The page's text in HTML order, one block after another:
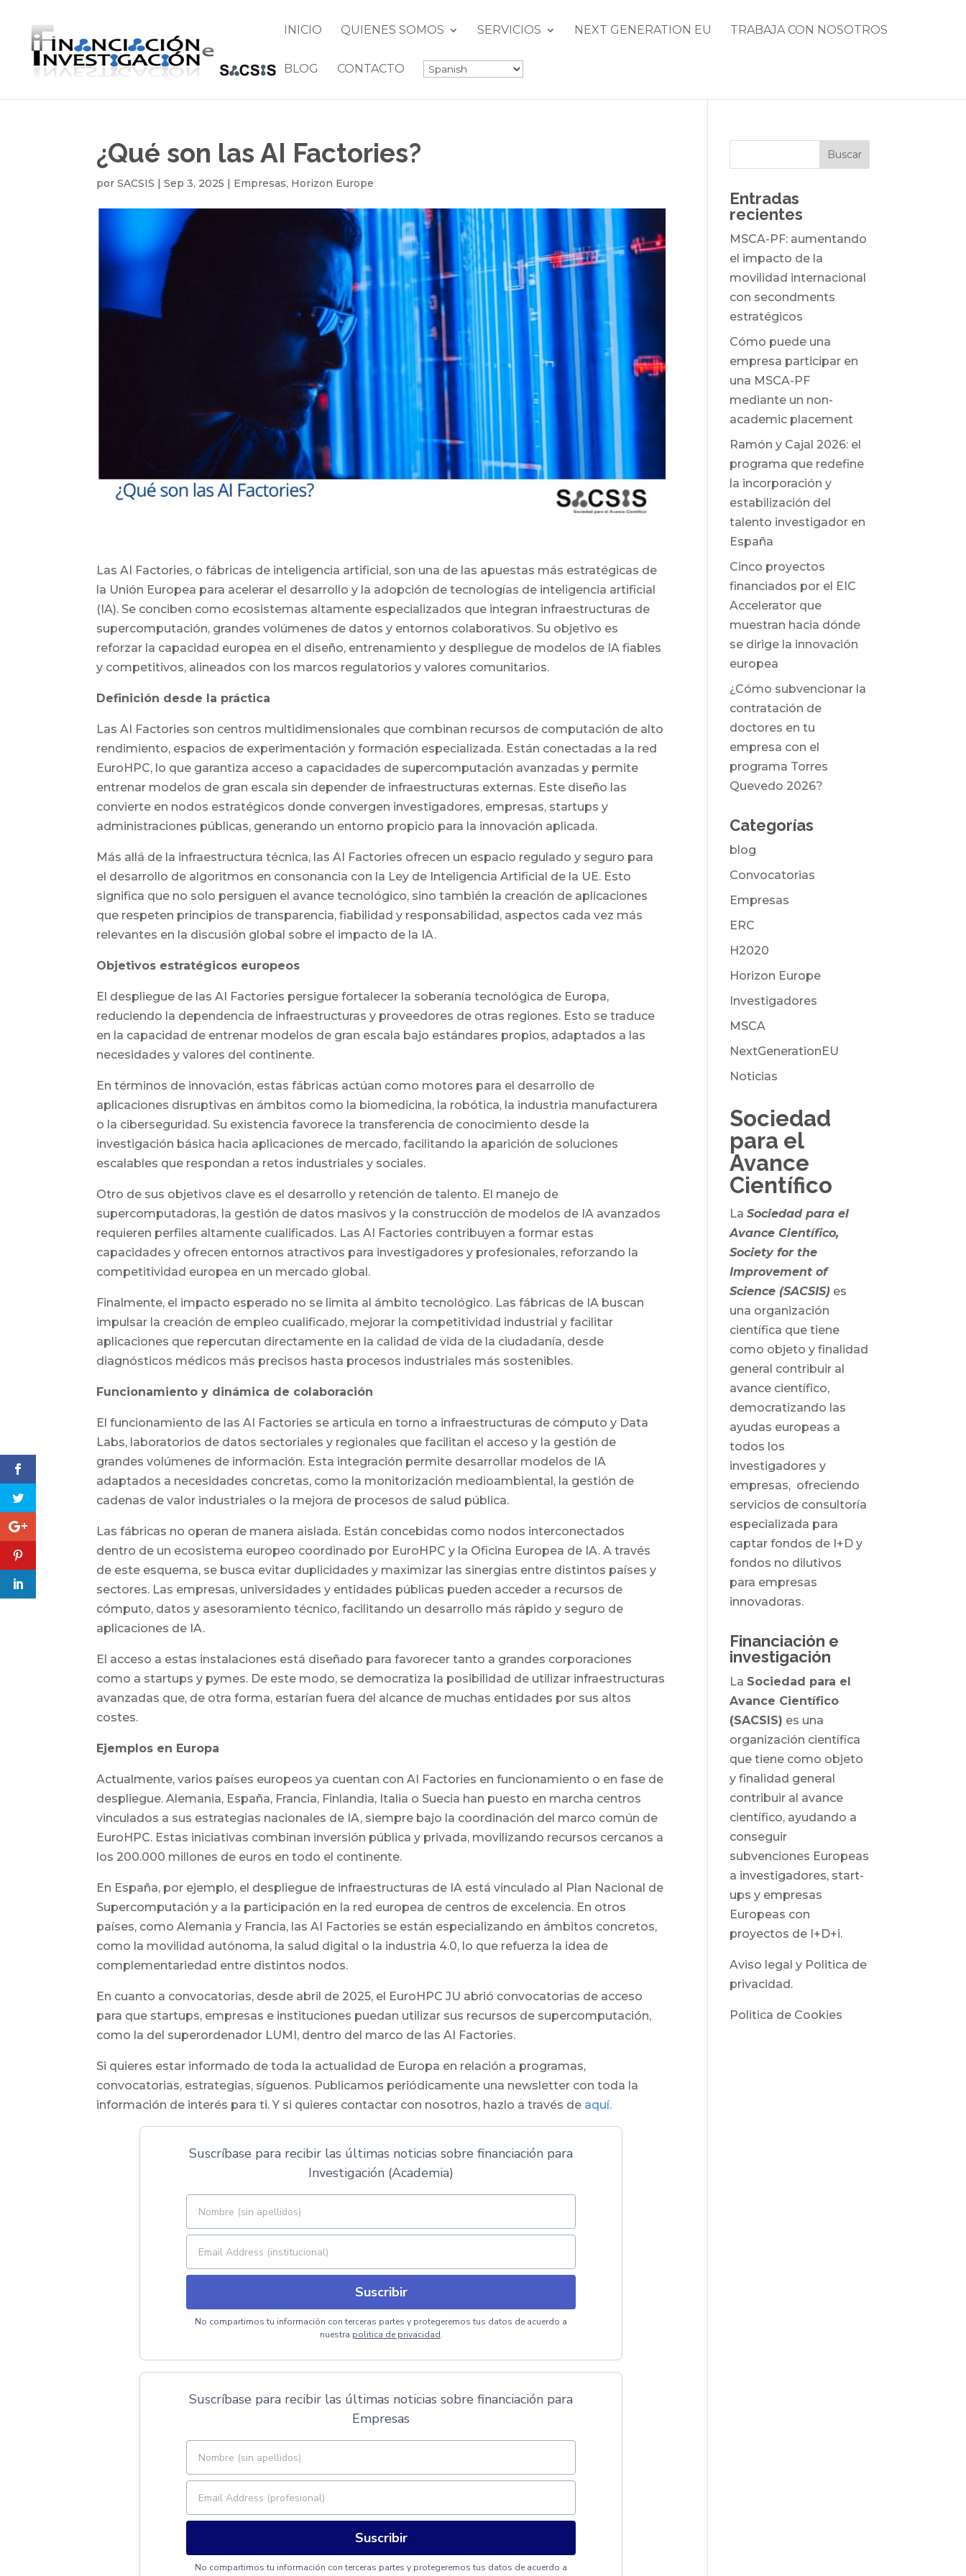
INICIO QUIENES SOMOS SERVICIOS NEXT GENERATION EU TRABAJA CON NOSOTROS
BLOG CONTACTO
¿Qué son las AI Factories?
porSACSIS |Sep 3, 2025 | Empresas, Horizon Europe
Las AI Factories, o fábricas de inteligencia artificial, son una de las apuestas más estratégicas de
la Unión Europea para acelerar el desarrollo y la adopción de tecnologías de inteligencia artificial
(IA). Se conciben como ecosistemas altamente especializados que integran infraestructuras de
supercomputación, grandes volúmenes de datos y entornos colaborativos. Su objetivo es
reforzar la capacidad europea en el diseño, entrenamiento y despliegue de modelos de IA fiables
y competitivos, alineados con los marcos regulatorios y valores comunitarios.
Definición desde la práctica
Las AI Factories son centros multidimensionales que combinan recursos de computación de alto
rendimiento, espacios de experimentación y formación especializada. Están conectadas a la red
EuroHPC, lo que garantiza acceso a capacidades de supercomputación avanzadas y permite
entrenar modelos de gran escala sin depender de infraestructuras externas. Este diseño las
convierte en nodos estratégicos donde convergen investigadores, empresas, startups y
administraciones públicas, generando un entorno propicio para la innovación aplicada.
Más allá de la infraestructura técnica, las AI Factories ofrecen un espacio regulado y seguro para
el desarrollo de algoritmos en consonancia con la Ley de Inteligencia Artificial de la UE. Esto
significa que no solo persiguen el avance tecnológico, sino también la creación de aplicaciones
que respeten principios de transparencia, fiabilidad y responsabilidad, aspectos cada vez más
relevantes en la discusión global sobre el impacto de la IA.
Objetivos estratégicos europeos
El despliegue de las AI Factories persigue fortalecer la soberanía tecnológica de Europa,
reduciendo la dependencia de infraestructuras y proveedores de otras regiones. Esto se traduce
en la capacidad de entrenar modelos de gran escala bajo estándares propios, adaptados a las
necesidades y valores del continente.
En términos de innovación, estas fábricas actúan como motores para el desarrollo de
aplicaciones disruptivas en ámbitos como la biomedicina, la robótica, la industria manufacturera
o la ciberseguridad. Su existencia favorece la transferencia de conocimiento desde la
investigación básica hacia aplicaciones de mercado, facilitando la aparición de soluciones
escalables que respondan a retos industriales y sociales.
Otro de sus objetivos clave es el desarrollo y retención de talento. El manejo de
supercomputadoras, la gestión de datos masivos y la construcción de modelos de IA avanzados
requieren perfiles altamente cualificados. Las AI Factories contribuyen a formar estas
capacidades y ofrecen entornos atractivos para investigadores y profesionales, reforzando la
competitividad europea en un mercado global.
Finalmente, el impacto esperado no se limita al ámbito tecnológico. Las fábricas de IA buscan
impulsar la creación de empleo cualificado, mejorar la competitividad industrial y facilitar
aplicaciones que repercutan directamente en la calidad de vida de la ciudadanía, desde
diagnósticos médicos más precisos hasta procesos industriales más sostenibles.
Funcionamiento y dinámica de colaboración
El funcionamiento de las AI Factories se articula en torno a infraestructuras de cómputo y Data
Labs, laboratorios de datos sectoriales y regionales que facilitan el acceso y la gestión de
grandes volúmenes de información. Esta integración permite desarrollar modelos de IA
adaptados a necesidades concretas, como la monitorización medioambiental, la gestión de
cadenas de valor industriales o la mejora de procesos de salud pública.
Las fábricas no operan de manera aislada. Están concebidas como nodos interconectados
dentro de un ecosistema europeo coordinado por EuroHPC y la Oficina Europea de IA. A través
de este esquema, se busca evitar duplicidades y maximizar las sinergias entre distintos países y
sectores. Las empresas, universidades y entidades públicas pueden acceder a recursos de
cómputo, datos y asesoramiento técnico, facilitando un desarrollo más rápido y seguro de
aplicaciones de IA.
El acceso a estas instalaciones está diseñado para favorecer tanto a grandes corporaciones
como a startups y pymes. De este modo, se democratiza la posibilidad de utilizar infraestructuras
avanzadas que, de otra forma, estarían fuera del alcance de muchas entidades por sus altos
costes.
Ejemplos en Europa
Actualmente, varios países europeos ya cuentan con AI Factories en funcionamiento o en fase de
despliegue. Alemania, España, Francia, Finlandia, Italia o Suecia han puesto en marcha centros
vinculados a sus estrategias nacionales de IA, siempre bajo la coordinación del marco común de
EuroHPC. Estas iniciativas combinan inversión pública y privada, movilizando recursos cercanos a
los 200.000 millones de euros en todo el continente.
En España, por ejemplo, el despliegue de infraestructuras de IA está vinculado al Plan Nacional de
Supercomputación y a la participación en la red europea de centros de excelencia. En otros
países, como Alemania y Francia, las AI Factories se están especializando en ámbitos concretos,
como la movilidad autónoma, la salud digital o la industria 4.0, lo que refuerza la idea de
complementariedad entre distintos nodos.
En cuanto a convocatorias, desde abril de 2025, el EuroHPC JU abrió convocatorias de acceso
para que startups, empresas e instituciones puedan utilizar sus recursos de supercomputación,
como la del superordenador LUMI, dentro del marco de las AI Factories.
Si quieres estar informado de toda la actualidad de Europa en relación a programas,
convocatorias, estrategias, síguenos. Publicamos periódicamente una newsletter con toda la
información de interés para ti. Y si quieres contactar con nosotros, hazlo a través de aquí.
Suscríbase para recibir las últimas noticias sobre financiación para
Investigación (Academia)
Suscribir
No compartimos tu información con terceras partes y protegeremos tus datos de acuerdo a
nuestra politica de privacidad.
Suscríbase para recibir las últimas noticias sobre financiación para
Empresas
Suscribir
No compartimos tu información con terceras partes y protegeremos tus datos de acuerdo a
Entradas
recientes
MSCA-PF: aumentando
el impacto de la
movilidad internacional
con secondments
estratégicos
Cómo puede una
empresa participar en
una MSCA-PF
mediante un non-
academic placement
Ramón y Cajal 2026: el
programa que redefine
la incorporación y
estabilización del
talento investigador en
España
Cinco proyectos
financiados por el EIC
Accelerator que
muestran hacia dónde
se dirige la innovación
europea
¿Cómo subvencionar la
contratación de
doctores en tu
empresa con el
programa Torres
Quevedo 2026?
Categorías
blog
Convocatorias
Empresas
ERC
H2020
Horizon Europe
Investigadores
MSCA
NextGenerationEU
Noticias
Sociedad
para el
Avance
Científico
LaSociedad para el
Avance Científico,
Society for the
Improvement of
Science (SACSIS) es
una organización
científica que tiene
como objeto y finalidad
general contribuir al
avance científico,
democratizando las
ayudas europeas a
todos los
investigadores y
empresas, ofreciendo
servicios de consultoría
especializada para
captar fondos de I+D y
fondos no dilutivos
para empresas
innovadoras.
Financiación e
investigación
La Sociedad para el
Avance Científico
(SACSIS) es una
organización científica
que tiene como objeto
y finalidad general
contribuir al avance
científico, ayudando a
conseguir
subvenciones Europeas
a investigadores, start-
ups y empresas
Europeas con
proyectos de I+D+i.
Aviso legal y Politica de
privacidad.
Politica de Cookies